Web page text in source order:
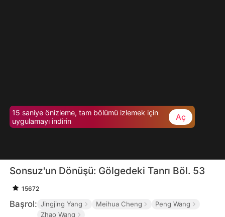
15 saniye önizleme, tam bölümü izlemek için
uygulamayı indirin
Aç
Sonsuz'un Dönüşü: Gölgedeki Tanrı Böl. 53
15672
Başrol: Jingjing Yang Meihua Cheng
Peng Wang
Zhao Wang